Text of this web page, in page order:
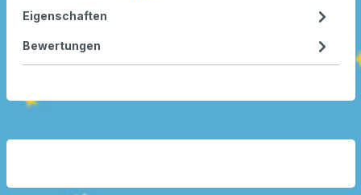
Eigenschaften
Bewertungen